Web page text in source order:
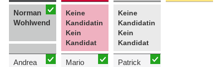
Norman
Wohlwend
Andrea
Keine
Kandidatin
Kein
Kandidat
Mario
Keine
Kandidatin
Kein
Kandidat
Patrick